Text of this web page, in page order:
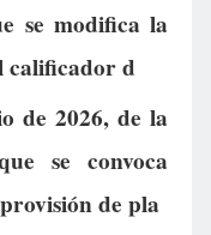
se modifica la
calificador d
de 2026, de la
se convoca
de pla